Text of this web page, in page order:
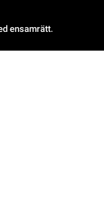
ensamrätt.